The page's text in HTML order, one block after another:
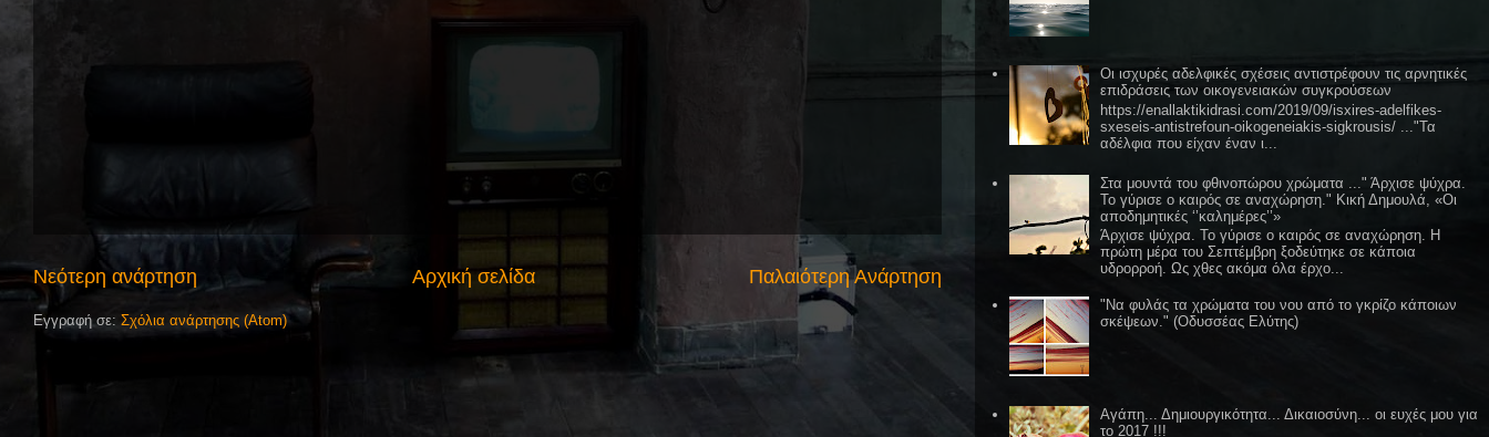
Νεότερη ανάρτηση Παλαιότερη Ανάρτηση
Αρχική σελίδα
Εγγραφή σε: Σχόλια ανάρτησης (Atom)
Οι ισχυρές αδελφικές σχέσεις αντιστρέφουν τις αρνητικές
επιδράσεις των οικογενειακών συγκρούσεων
https://enallaktikidrasi.com/2019/09/isxires-adelfikes-
sxeseis-antistrefoun-oikogeneiakis-sigkrousis/ ..."Τα
αδέλφια που είχαν έναν ι...
Στα μουντά του φθινοπώρου χρώματα ..." Άρχισε ψύχρα.
Το γύρισε ο καιρός σε αναχώρηση." Κική Δημουλά, «Οι
αποδημητικές ‘’καλημέρες’’»
Άρχισε ψύχρα. Το γύρισε ο καιρός σε αναχώρηση. Η
πρώτη μέρα του Σεπτέμβρη ξοδεύτηκε σε κάποια
υδρορροή. Ως χθες ακόμα όλα έρχο...
"Να φυλάς τα χρώματα του νου από το γκρίζο κάποιων
σκέψεων." (Οδυσσέας Ελύτης)
Αγάπη... Δημιουργικότητα... Δικαιοσύνη... οι ευχές μου για
το 2017 !!!